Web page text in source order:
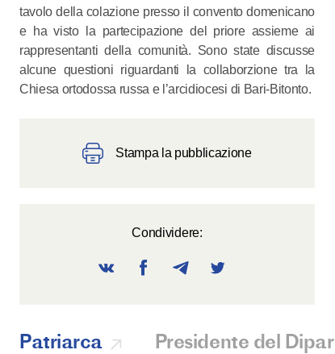
tavolo della colazione presso il convento domenicano
e ha visto la partecipazione del priore assieme ai
rappresentanti della comunità. Sono state discusse
alcune questioni riguardanti la collaborzione tra la
Chiesa ortodossa russa e l’arcidiocesi di Bari-Bitonto.
Stampa la pubblicazione
Condividere:
Patriarca Presidente del